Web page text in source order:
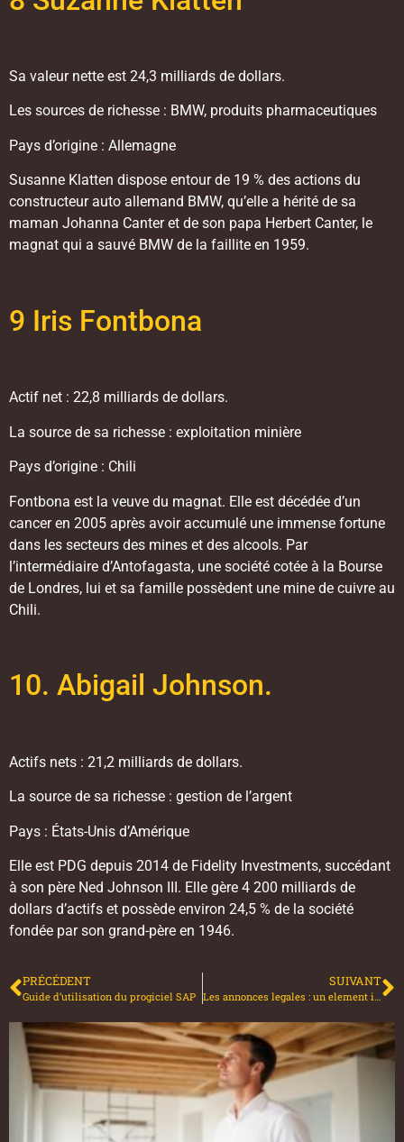
Sa valeur nette est 24,3 milliards de dollars.
Les sources de richesse : BMW, produits pharmaceutiques
Pays d’origine : Allemagne
Susanne Klatten dispose entour de 19 % des actions du
constructeur auto allemand BMW, qu’elle a hérité de sa
maman Johanna Canter et de son papa Herbert Canter, le
magnat qui a sauvé BMW de la faillite en 1959.
9 Iris Fontbona
Actif net : 22,8 milliards de dollars.
La source de sa richesse : exploitation minière
Pays d’origine : Chili
Fontbona est la veuve du magnat. Elle est décédée d’un
cancer en 2005 après avoir accumulé une immense fortune
dans les secteurs des mines et des alcools. Par
l’intermédiaire d’Antofagasta, une société cotée à la Bourse
de Londres, lui et sa famille possèdent une mine de cuivre au
Chili.
10. Abigail Johnson.
Actifs nets : 21,2 milliards de dollars.
La source de sa richesse : gestion de l’argent
Pays : États-Unis d’Amérique
Elle est PDG depuis 2014 de Fidelity Investments, succédant
à son père Ned Johnson III. Elle gère 4 200 milliards de
dollars d’actifs et possède environ 24,5 % de la société
fondée par son grand-père en 1946.
PRÉCÉDENT
Guide d’utilisation du progiciel SAP
SUIVANT
Les annonces legales : un element important pour une societe